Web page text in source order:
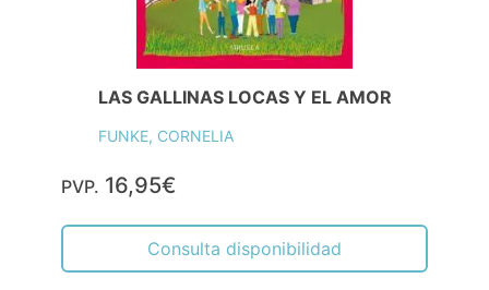
LAS GALLINAS LOCAS Y EL AMOR
FUNKE, CORNELIA
PVP. 16,95€
Consulta disponibilidad